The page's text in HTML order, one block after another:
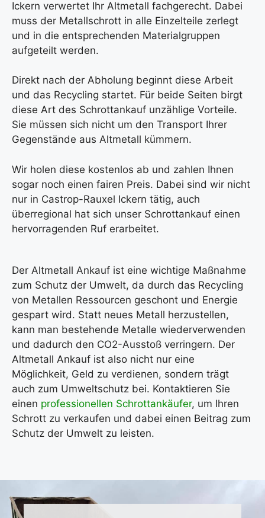
Ickern verwertet Ihr Altmetall fachgerecht. Dabei
muss der Metallschrott in alle Einzelteile zerlegt
und in die entsprechenden Materialgruppen
aufgeteilt werden.
Direkt nach der Abholung beginnt diese Arbeit
und das Recycling startet. Für beide Seiten birgt
diese Art des Schrottankauf unzählige Vorteile.
Sie müssen sich nicht um den Transport Ihrer
Gegenstände aus Altmetall kümmern.
Wir holen diese kostenlos ab und zahlen Ihnen
sogar noch einen fairen Preis. Dabei sind wir nicht
nur in Castrop-Rauxel Ickern tätig, auch
überregional hat sich unser Schrottankauf einen
hervorragenden Ruf erarbeitet.
Der Altmetall Ankauf ist eine wichtige Maßnahme
zum Schutz der Umwelt, da durch das Recycling
von Metallen Ressourcen geschont und Energie
gespart wird. Statt neues Metall herzustellen,
kann man bestehende Metalle wiederverwenden
und dadurch den CO2-Ausstoß verringern. Der
Altmetall Ankauf ist also nicht nur eine
Möglichkeit, Geld zu verdienen, sondern trägt
auch zum Umweltschutz bei. Kontaktieren Sie
einen professionellen Schrottankäufer, um Ihren
Schrott zu verkaufen und dabei einen Beitrag zum
Schutz der Umwelt zu leisten.